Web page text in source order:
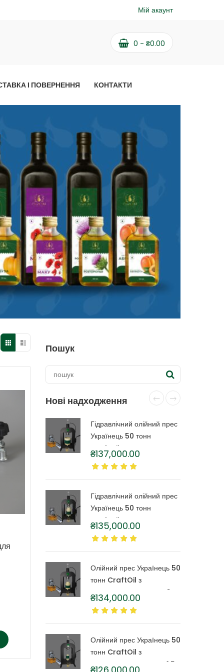
Мій акаунт
0 - ₴0.00
І ПОВЕРНЕННЯ КОНТАКТИ
Пошук
Нові надходження
Гідравлічний олійний прес
Українець 50 тонн
CraftOil з капролоновою
бочкою 6 літрів
₴137,000.00
Гідравлічний олійний прес
Українець 50 тонн
CraftOil з капролоновою
бочкою 4 літри
₴135,000.00
Олійний прес Українець 50
тонн CraftOil з
капролоновою бочкою 3
літри
₴134,000.00
Олійний прес Українець 50
тонн CraftOil з
капролоновою бочкою 1,5